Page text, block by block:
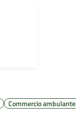
Commercio ambulante